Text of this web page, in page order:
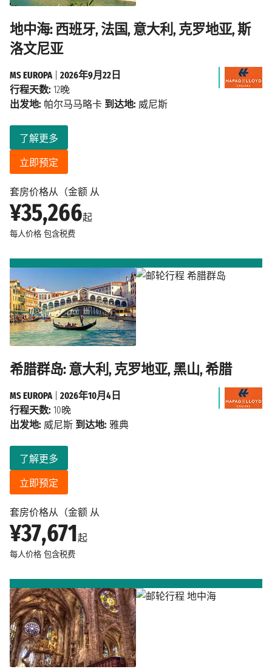
地中海: 西班牙, 法国, 意大利, 克罗地亚, 斯
洛文尼亚
套房价格从（金额 从
¥35,266起
每人价格 包含税费
了解更多
立即预定
MS EUROPA
2026年9月22日
行程天数: 12晚
出发地: 帕尔马马略卡 到达地: 威尼斯
希腊群岛: 意大利, 克罗地亚, 黑山, 希腊
套房价格从（金额 从
¥37,671起
每人价格 包含税费
了解更多
立即预定
MS EUROPA| 2026年10月4日
行程天数: 10晚
出发地: 威尼斯 到达地: 雅典